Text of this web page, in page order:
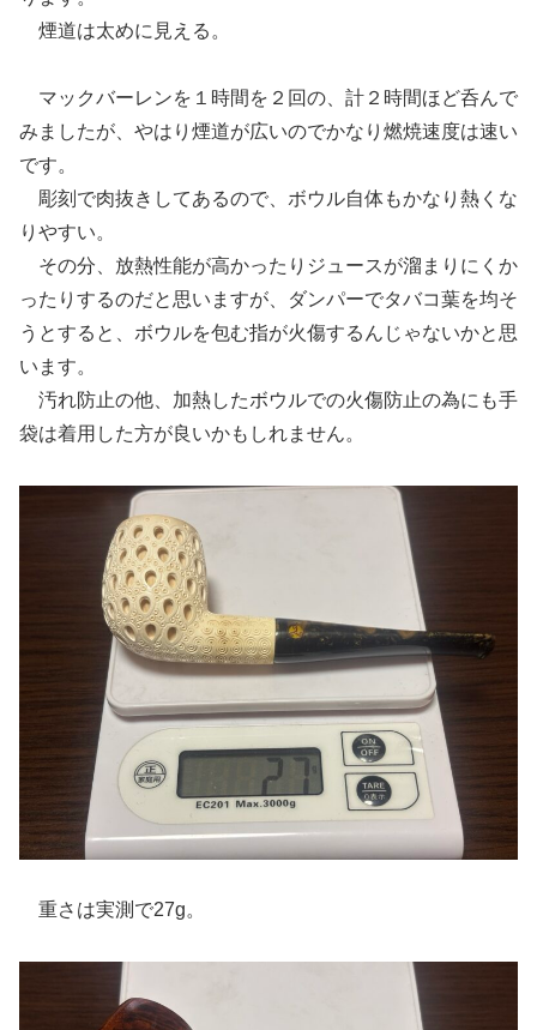
煙道は太めに見える。
マックバーレンを１時間を２回の、計２時間ほど呑んで
みましたが、やはり煙道が広いのでかなり燃焼速度は速い
です。
彫刻で肉抜きしてあるので、ボウル自体もかなり熱くな
りやすい。
その分、放熱性能が高かったりジュースが溜まりにくか
ったりするのだと思いますが、ダンパーでタバコ葉を均そ
うとすると、ボウルを包む指が火傷するんじゃないかと思
います。
汚れ防止の他、加熱したボウルでの火傷防止の為にも手
袋は着用した方が良いかもしれません。
重さは実測で27g。